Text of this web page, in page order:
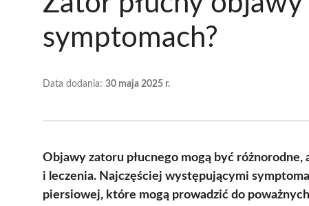
symptomach?
Data dodania: 30 maja 2025 r.
Objawy zatoru płucnego mogą być
i leczenia. Najczęściej występującymi
piersiowej, które mogą prowadzić do